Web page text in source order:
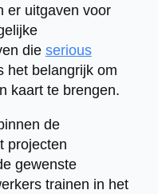
er uitgaven voor
die serious
het belangrijk om
kaart te brengen.
de
projecten
gewenste
trainen in het